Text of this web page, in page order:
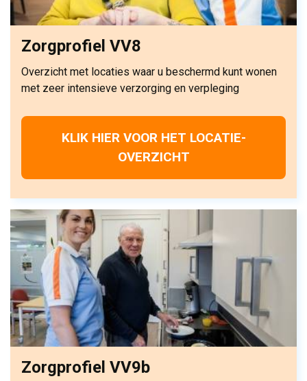
Zorgprofiel VV8
Overzicht met locaties waar u beschermd kunt wonen
met zeer intensieve verzorging en verpleging
KLIK HIER VOOR HET LOCATIE-
OVERZICHT
Zorgprofiel VV9b